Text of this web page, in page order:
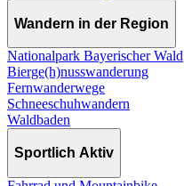
Wandern in der Region
Nationalpark Bayerischer Wald
Bierge(h)nusswanderung
Fernwanderwege
Schneeschuhwandern
Waldbaden
Sportlich Aktiv